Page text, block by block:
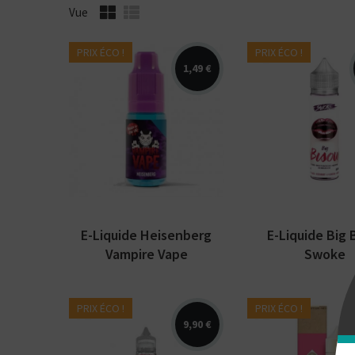
Vue
PRIX ÉCO !
1,49 €
menthol. Vampire
Vape. E-liquide
disponible en 10ml et
50ml sans nicotine.
E-Liquide Heisenberg
Vampire Vape
PRIX ÉCO !
Arômes : fruits
cassis, bubble
fraicheur. E-
Swoke.
50 ml sans...
E-Liquide Big
Swoke
PRIX ÉCO !
9,90 €
PRIX ÉCO !